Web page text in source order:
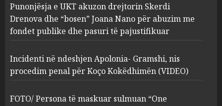
2
Apolonia- Gramshi, nis
procedim penal për Koço
Kokëdhimën (VIDEO)
MARCH 27, 2025
FOTO/ Persona të maskuar
sulmuan “One Albania”,
ngjarja u fsheh. A u vodhën
Punonjësja e UKT akuzon drejtorin Skerdi
Drenova dhe “bosen” Joana Nano për abuzim me
fondet publike dhe pasuri të pajustifikuar
Incidenti në ndeshjen Apolonia- Gramshi, nis
procedim penal për Koço Kokëdhimën (VIDEO)
FOTO/ Persona të maskuar sulmuan “One